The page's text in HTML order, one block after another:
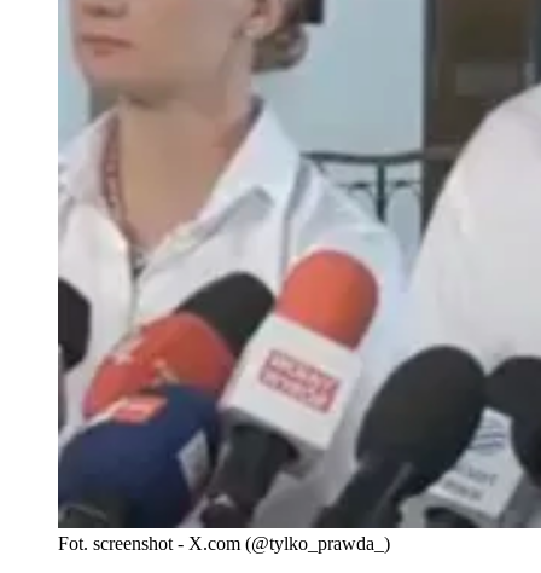
Fot. screenshot - X.com (@tylko_prawda_)